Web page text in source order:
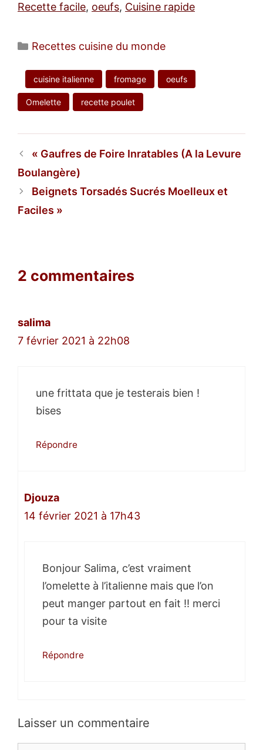
Recette facile, oeufs, Cuisine rapide
Catégories
Recettes cuisine du monde
cuisine italienne fromage oeufs
Omelette recette poulet
Gaufres de Foire Inratables (A la Levure
Boulangère)
Beignets Torsadés Sucrés Moelleux et
Faciles
2 commentaires
salima
7 février 2021 à 22h08
une frittata que je testerais bien !
bises
Répondre
Djouza
14 février 2021 à 17h43
Bonjour Salima, c’est vraiment
l’omelette à l’italienne mais que l’on
peut manger partout en fait !! merci
pour ta visite
Répondre
Laisser un commentaire